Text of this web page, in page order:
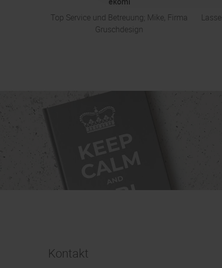
Top Service und Betreuung; Mike, Firma
Gruschdesign
Kontakt